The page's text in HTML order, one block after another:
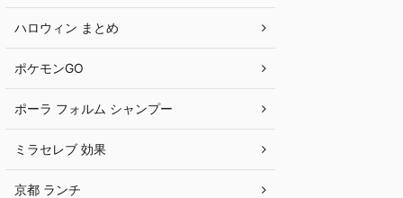
ハロウィン まとめ
ポケモンGO
ポーラ フォルム シャンプー
ミラセレブ 効果
京都 ランチ